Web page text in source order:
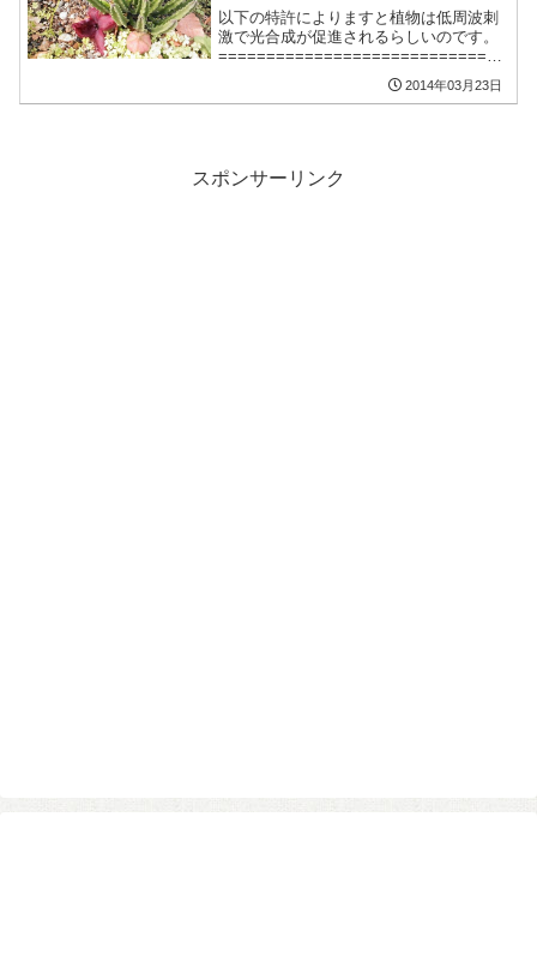
以下の特許によりますと植物は低周波刺
激で光合成が促進されるらしいのです。
==============================
===========明細書 : 低周波刺激によ
る光合成促進方法発行国 日本国特許庁
2014年03月23日
スポンサーリンク